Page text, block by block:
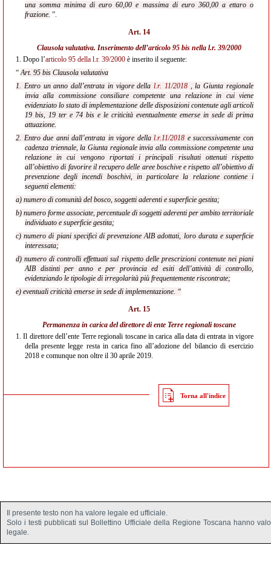
una somma minima di euro 60,00 e massima di euro 360,00 a ettaro o
frazione. ”.
Art. 14
Clausola valutativa. Inserimento dell’articolo 95 bis nella l.r. 39/2000
1. Dopo l’articolo 95 della l.r. 39/2000 è inserito il seguente:
“Art. 95 bis Clausola valutativa
1. Entro un anno dall’entrata in vigore dellal.r. 11/2018, la Giunta regionale
invia alla commissione consiliare competente una relazione in cui viene
evidenziato lo stato di implementazione delle disposizioni contenute agli articoli
19 bis, 19 ter e 74 bis e le criticità eventualmente emerse in sede di prima
attuazione.
2. Entro due anni dall’entrata in vigore dellal.r.11/2018 e successivamente con
cadenza triennale, la Giunta regionale invia alla commissione competente una
relazione in cui vengono riportati i principali risultati ottenuti rispetto
all’obiettivo di favorire il recupero delle aree boschive e rispetto all’obiettivo di
prevenzione degli incendi boschivi, in particolare la relazione contiene i
seguenti elementi:
a) numero di comunità del bosco, soggetti aderenti e superficie gestita;
b) numero forme associate, percentuale di soggetti aderenti per ambito territoriale
individuato e superficie gestita;
c) numero di piani specifici di prevenzione AIB adottati, loro durata e superficie
interessata;
d) numero di controlli effettuati sul rispetto delle prescrizioni contenute nei piani
AIB distinti per anno e per provincia ed esiti dell’attività di controllo,
evidenziando le tipologie di irregolarità più frequentemente riscontrate;
e) eventuali criticità emerse in sede di implementazione. “
Art. 15
Permanenza in carica del direttore di ente Terre regionali toscane
1. Il direttore dell’ente Terre regionali toscane in carica alla data di entrata in vigore
della presente legge resta in carica fino all’adozione del bilancio di esercizio
2018 e comunque non oltre il 30 aprile 2019.
Torna all'indice
Il presente testo non ha valore legale ed ufficiale.
Solo i testi pubblicati sul Bollettino Ufficiale della Regione Toscana hanno
legale.